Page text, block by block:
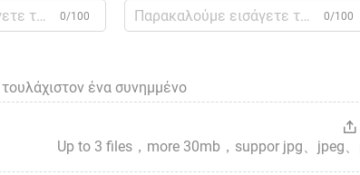
0/100 0/100
ένα συνημμένο
Up to 3 files，more 30mb，suppor jpg、jpeg